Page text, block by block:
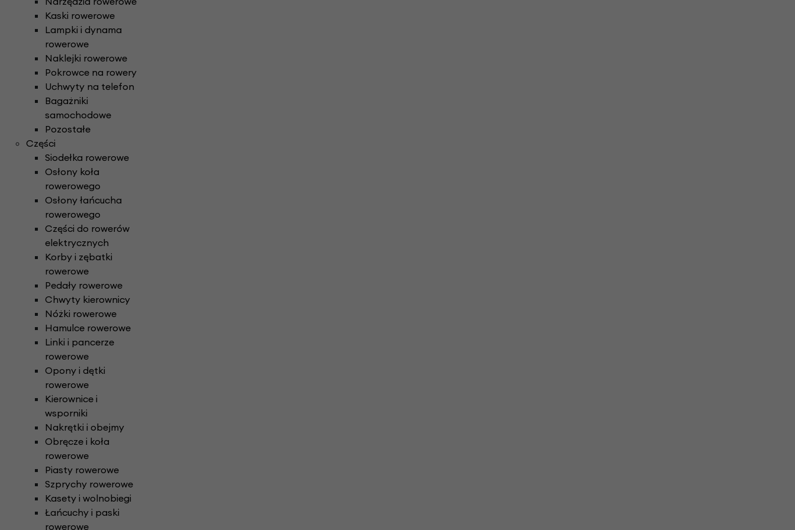
Kaski rowerowe
Lampki i dynama
rowerowe
Naklejki rowerowe
Pokrowce na rowery
Uchwyty na telefon
Bagażniki
samochodowe
Pozostałe
Części
Siodełka rowerowe
Osłony koła
rowerowego
Osłony łańcucha
rowerowego
Części do rowerów
elektrycznych
Korby i zębatki
rowerowe
Pedały rowerowe
Chwyty kierownicy
Nóżki rowerowe
Hamulce rowerowe
Linki i pancerze
rowerowe
Opony i dętki
rowerowe
Kierownice i
wsporniki
Nakrętki i obejmy
Obręcze i koła
rowerowe
Piasty rowerowe
Szprychy rowerowe
Kasety i wolnobiegi
Łańcuchy i paski
rowerowe